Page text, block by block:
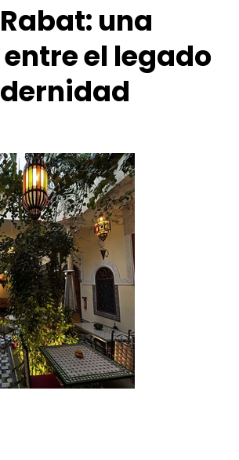
una
el legado